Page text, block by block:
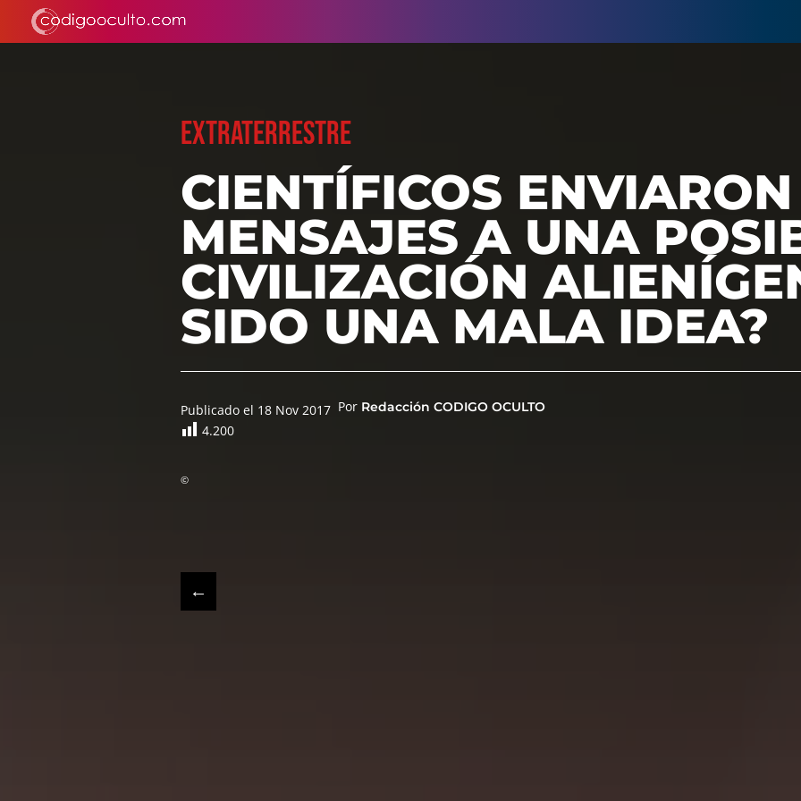
EXTRATERRESTRE
CIENTÍFICOS ENVIARON
MENSAJES A UNA
CIVILIZACIÓN
SIDO UNA MALA IDEA?
Publicado el 18 Nov 2017 Por Redacción CODIGO OCULTO
4.200
©
←